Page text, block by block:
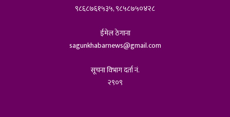
९८६८७६१५३५, ९८५८७५०४२८
ईमेल ठेगाना
sagunkhabarnews@gmail.com
सूचना विभाग दर्ता नं.
२९०९